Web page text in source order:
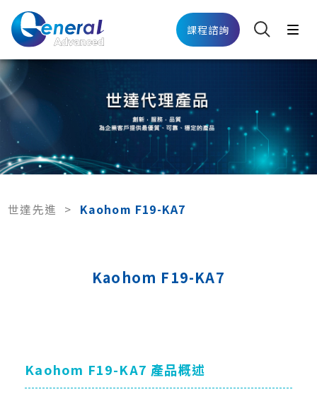
課程諮詢
世達先進 > Kaohom F19-KA7
Kaohom F19-KA7
Kaohom F19-KA7 產品概述